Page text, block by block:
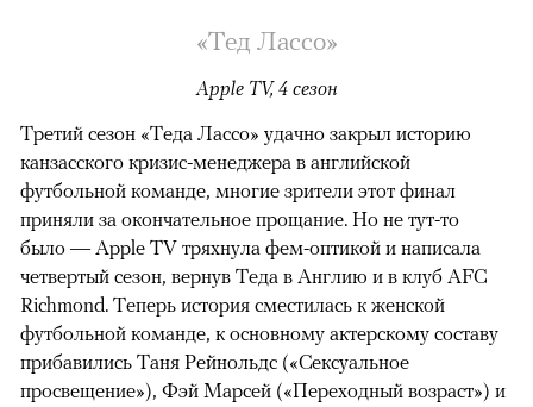
«Тед Лассо»
Apple TV, 4 сезон
00:00 / 00:00
Третий сезон «Теда Лассо» удачно закрыл историю
канзасского кризис-менеджера в английской
футбольной команде, многие зрители этот финал
приняли за окончательное прощание. Но не тут-то
было — Apple TV тряхнула фем-оптикой и написала
четвертый сезон, вернув Теда в Англию и в клуб AFC
Richmond. Теперь история сместилась к женской
футбольной команде, к основному актерскому составу
прибавились Таня Рейнольдс («Сексуальное
просвещение»), Фэй Марсей («Переходный возраст») и